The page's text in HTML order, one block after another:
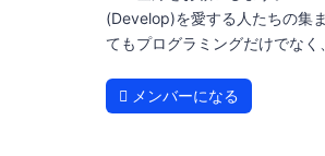
(Develop)を愛する人たちの集
てもプログラミングだけでな
メンバーになる